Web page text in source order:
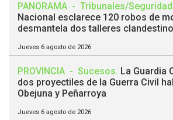
PANORAMA - Tribunales/Seguridad
Nacional esclarece 120 robos de
desmantela dos talleres
Jueves 6 agosto de 2026
PROVINCIA - Sucesos. La Guardia
dos proyectiles de la Guerra Civil
Obejuna y Peñarroya
Jueves 6 agosto de 2026